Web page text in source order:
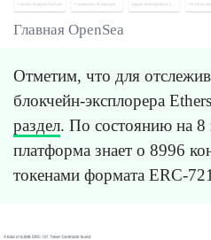
Главная OpenSea
Отметим, что для
блокчейн-эксплорера
раздел. По состоянию на 8
платформа знает о 8996
токенами формата ERC-